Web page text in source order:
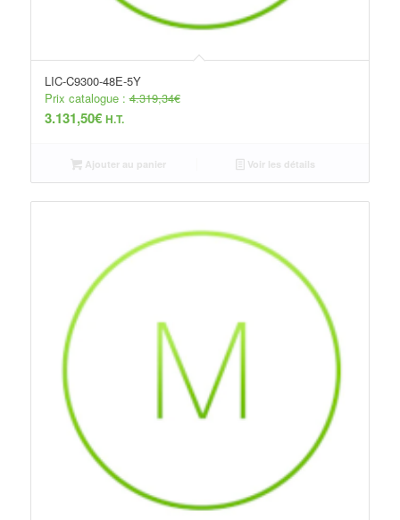
LIC-C9300-48E-5Y
Prix catalogue :4.319,34€
3.131,50€ H.T.
Ajouter au panier Voir les détails